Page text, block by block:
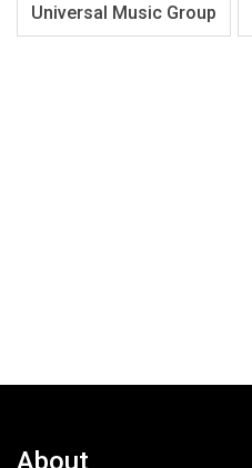
Universal Music Group
About